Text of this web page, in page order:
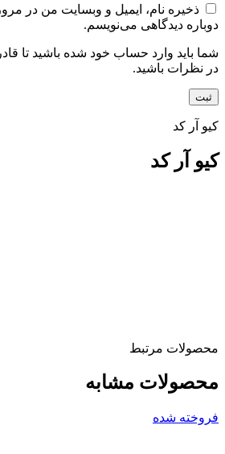
ذخیره نام، ایمیل و وبسایت من در
دوباره دیدگاهی می‌نویسم.
شما باید وارد حساب خود شده باشید تا
در نظرات باشید.
کیو آر کد
کیو آر کد
محصولات مرتبط
محصولات مشابه
فروخته شده